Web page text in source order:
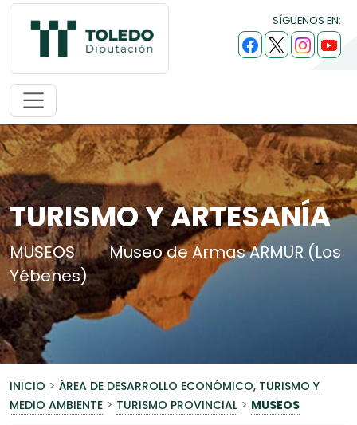
SÍGUENOS EN:
TURISMO Y ARTESANÍA
MUSEOS
Museo de Armas ARMUR (Los
Yébenes)
INICIO > ÁREA DE DESARROLLO ECONÓMICO, TURISMO Y
MEDIO AMBIENTE > TURISMO PROVINCIAL > MUSEOS